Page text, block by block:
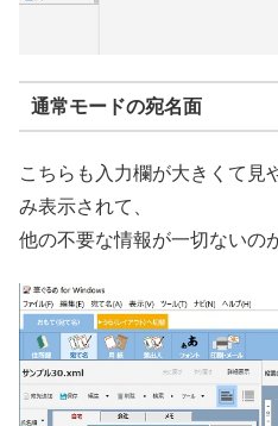
通常モードの宛名面
こちらも入力欄が大きくて見
み表示されて、
他の不要な情報が一切ないの